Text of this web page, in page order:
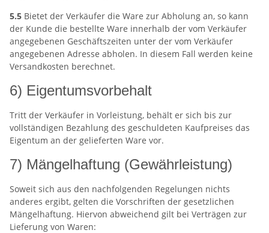
5.5 Bietet der Verkäufer die Ware zur Abholung an, so kann
der Kunde die bestellte Ware innerhalb der vom Verkäufer
angegebenen Geschäftszeiten unter der vom Verkäufer
angegebenen Adresse abholen. In diesem Fall werden keine
Versandkosten berechnet.
6) Eigentumsvorbehalt
Tritt der Verkäufer in Vorleistung, behält er sich bis zur
vollständigen Bezahlung des geschuldeten Kaufpreises das
Eigentum an der gelieferten Ware vor.
7) Mängelhaftung (Gewährleistung)
Soweit sich aus den nachfolgenden Regelungen nichts
anderes ergibt, gelten die Vorschriften der gesetzlichen
Mängelhaftung. Hiervon abweichend gilt bei Verträgen zur
Lieferung von Waren: